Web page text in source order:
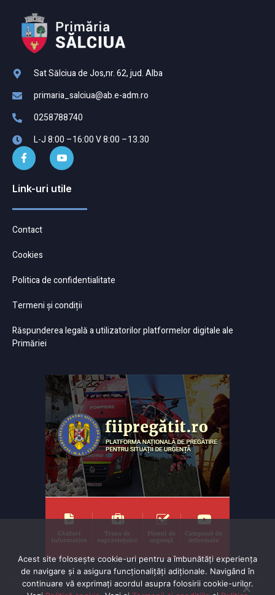
Sat Sălciua de Jos,nr. 62, jud. Alba
primaria_salciua@ab.e-adm.ro
0258788740
L-J 8:00 –16:00 V 8:00 –13.30
Link-uri utile
Contact
Cookies
Politica de confidentialitate
Termeni și condiții
Răspunderea legală a utilizatorilor platformelor digitale ale
Primăriei
Acest site folosește cookie-uri pentru a îmbunătăți experiența
de navigare și a asigura funcționalițăți adiționale. Navigând în
continuare vă exprimaţi acordul asupra folosirii cookie-urilor.